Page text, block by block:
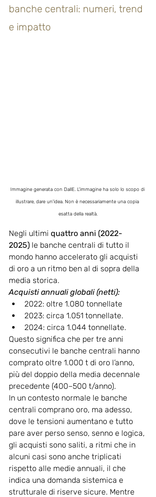
banche centrali: numeri, trend
e impatto
Immagine generata con DallE. L'immagine ha solo lo scopo di
illustrare, dare un'idea. Non è necessariamente una copia
esatta della realtà.
Negli ultimi quattro anni (2022-
2025) le banche centrali di tutto il
mondo hanno accelerato gli acquisti
di oro a un ritmo ben al di sopra della
media storica.
Acquisti annuali globali (netti):
2022: oltre 1.080 tonnellate
2023: circa 1.051 tonnellate.
2024: circa 1.044 tonnellate.
Questo significa che per tre anni
consecutivi le banche centrali hanno
comprato oltre 1.000 t di oro l’anno,
più del doppio della media decennale
precedente (400–500 t/anno).
In un contesto normale le banche
centrali comprano oro, ma adesso,
dove le tensioni aumentano e tutto
pare aver perso senso, senno e logica,
gli acquisti sono saliti, a ritmi che in
alcuni casi sono anche triplicati
rispetto alle medie annuali, il che
indica una domanda sistemica e
strutturale di riserve sicure. Mentre